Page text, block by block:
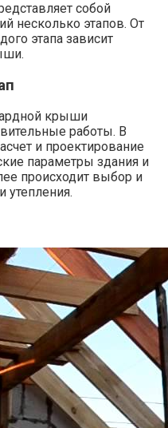
собой
несколько этапов. От
этапа зависит
крыши
работы. В
и проектирование
параметры здания и
происходит выбор и
утепления.